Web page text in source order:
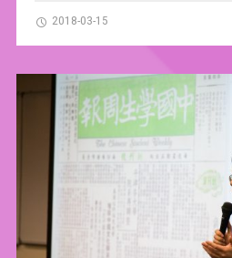
2018-03-15